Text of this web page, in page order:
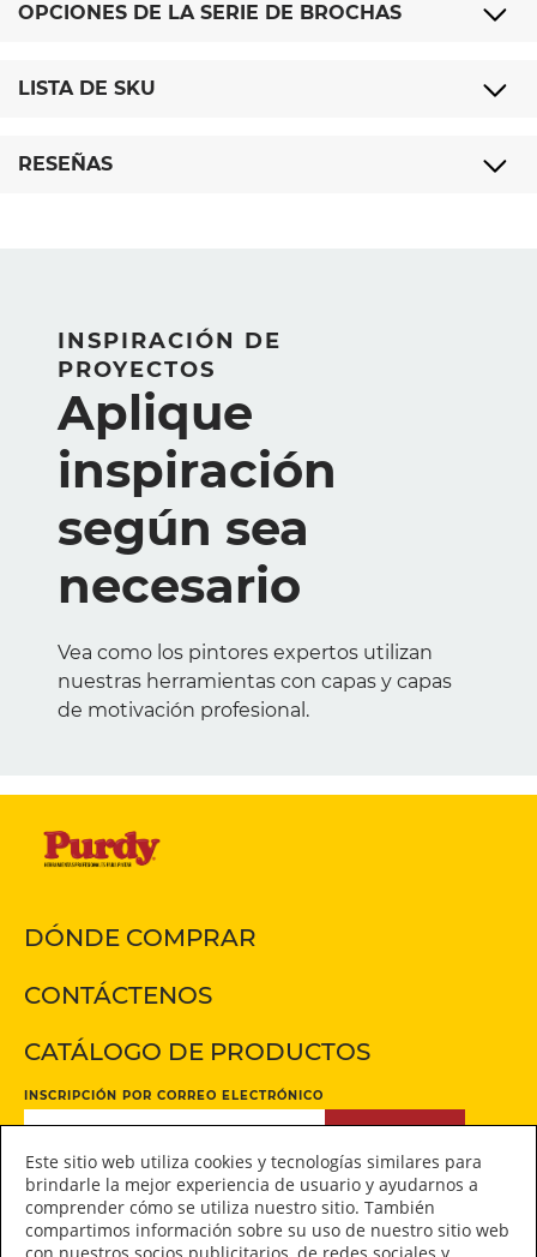
OPCIONES DE LA SERIE DE BROCHAS
LISTA DE SKU
RESEÑAS
INSPIRACIÓN DE
PROYECTOS
Aplique
inspiración
según sea
necesario
Vea como los pintores expertos utilizan
nuestras herramientas con capas y capas
de motivación profesional.
DÓNDE COMPRAR
CONTÁCTENOS
CATÁLOGO DE PRODUCTOS
INSCRIPCIÓN POR CORREO ELECTRÓNICO
Manténgase conectado
Este sitio web utiliza cookies y tecnologías similares para
brindarle la mejor experiencia de usuario y ayudarnos a
comprender cómo se utiliza nuestro sitio. También
compartimos información sobre su uso de nuestro sitio web